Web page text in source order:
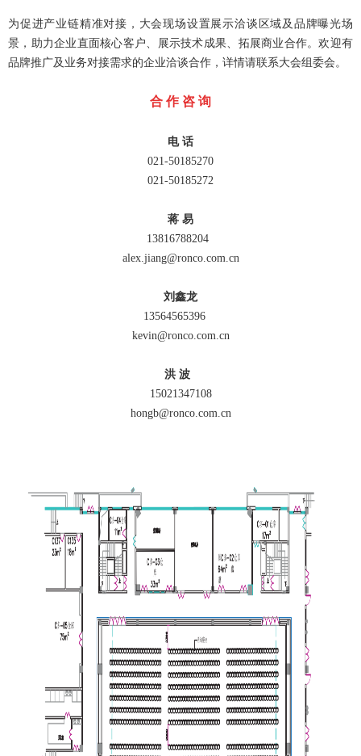
为促进产业链精准对接，大会现场设置展示洽谈区域及品牌曝光场
景，助力企业直面核心客户、展示技术成果、拓展商业合作。欢迎有
品牌推广及业务对接需求的企业洽谈合作，详情请联系大会组委会。
合 作 咨 询
电 话
021-50185270
021-50185272
蒋 易
13816788204
alex.jiang@ronco.com.cn
刘鑫龙
13564565396
kevin@ronco.com.cn
洪 波
15021347108
hongb@ronco.com.cn